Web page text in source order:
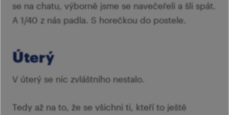
se na chatu, výborně jsme se navečeřeli a šli spát.
A 1/40 z nás padla. S horečkou do postele.
Úterý
V úterý se nic zvláštního nestalo.
Tedy až na to, že se všichni ti, kteří to ještě